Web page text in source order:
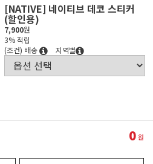
[NATIVE] 네이티브 데코 스티커
(할인용)
7,900원
3% 적립
(조건) 배송
지역별
0원